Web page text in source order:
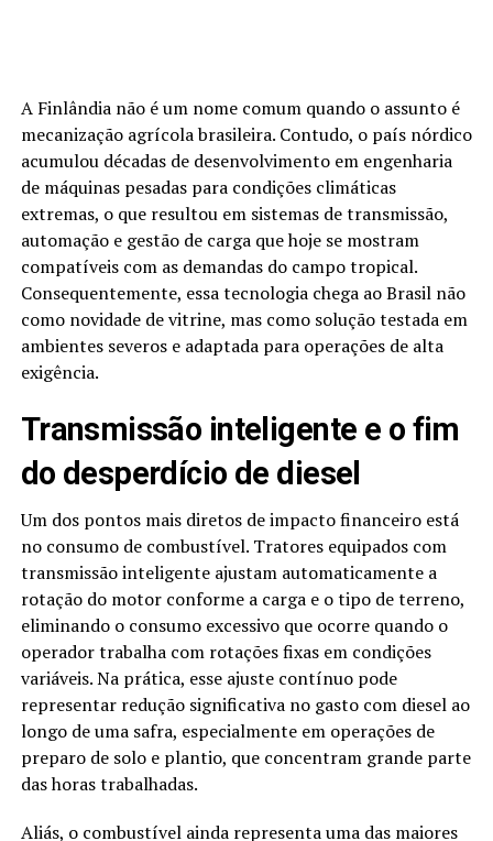
A Finlândia não é um nome comum quando o assunto é
mecanização agrícola brasileira. Contudo, o país nórdico
acumulou décadas de desenvolvimento em engenharia
de máquinas pesadas para condições climáticas
extremas, o que resultou em sistemas de transmissão,
automação e gestão de carga que hoje se mostram
compatíveis com as demandas do campo tropical.
Consequentemente, essa tecnologia chega ao Brasil não
como novidade de vitrine, mas como solução testada em
ambientes severos e adaptada para operações de alta
exigência.
Transmissão inteligente e o fim
do desperdício de diesel
Um dos pontos mais diretos de impacto financeiro está
no consumo de combustível. Tratores equipados com
transmissão inteligente ajustam automaticamente a
rotação do motor conforme a carga e o tipo de terreno,
eliminando o consumo excessivo que ocorre quando o
operador trabalha com rotações fixas em condições
variáveis. Na prática, esse ajuste contínuo pode
representar redução significativa no gasto com diesel ao
longo de uma safra, especialmente em operações de
preparo de solo e plantio, que concentram grande parte
das horas trabalhadas.
Aliás, o combustível ainda representa uma das maiores